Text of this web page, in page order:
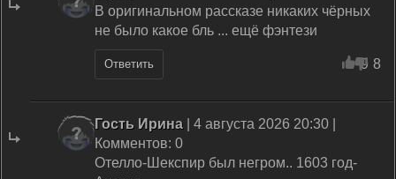
В оригинальном рассказе никаких чёрных
не было какое бль ... ещё фэнтези
Ответить 9 8
Гость Ирина | 4 августа 2026 20:30 |
Комментов: 0
Отелло-Шекспир был негром.. 1603 год-